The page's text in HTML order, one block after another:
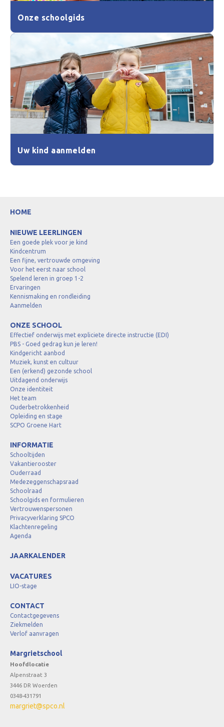
Onze schoolgids
Uw kind aanmelden
HOME
NIEUWE LEERLINGEN
Een goede plek voor je kind
Kindcentrum
Een fijne, vertrouwde omgeving
Voor het eerst naar school
Spelend leren in groep 1-2
Ervaringen
Kennismaking en rondleiding
Aanmelden
ONZE SCHOOL
Effectief onderwijs met expliciete directe instructie (EDI)
PBS - Goed gedrag kun je leren!
Kindgericht aanbod
Muziek, kunst en cultuur
Een (erkend) gezonde school
Uitdagend onderwijs
Onze identiteit
Het team
Ouderbetrokkenheid
Opleiding en stage
SCPO Groene Hart
INFORMATIE
Schooltijden
Vakantierooster
Ouderraad
Medezeggenschapsraad
Schoolraad
Schoolgids en formulieren
Vertrouwenspersonen
Privacyverklaring SPCO
Klachtenregeling
Agenda
JAARKALENDER
VACATURES
LIO-stage
CONTACT
Contactgegevens
Ziekmelden
Verlof aanvragen
Margrietschool
Hoofdlocatie
Alpenstraat 3
3446 DR Woerden
0348-431791
margriet@spco.nl